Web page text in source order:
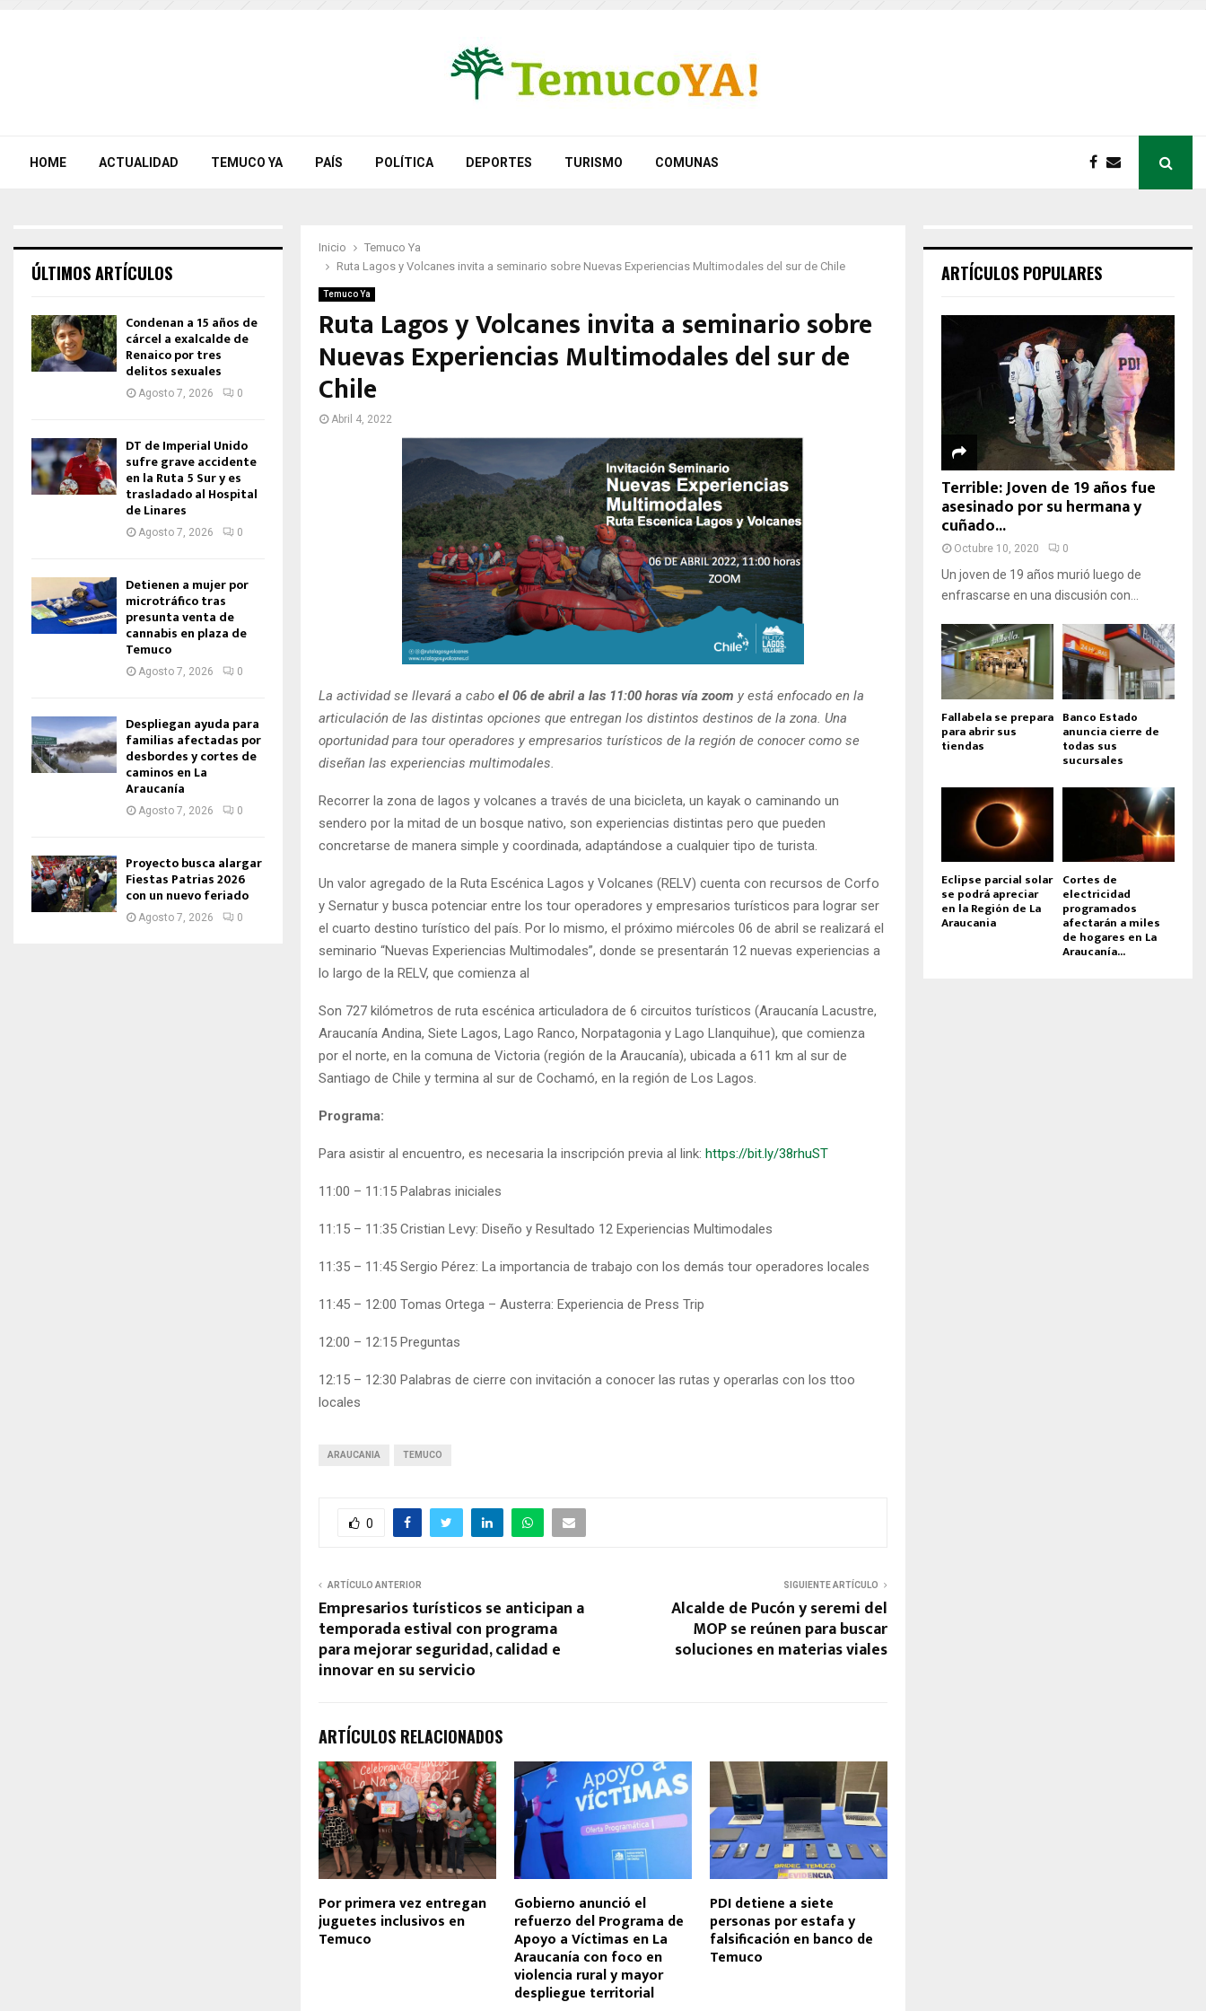
HOME ACTUALIDAD TEMUCO YA PAÍS POLÍTICA DEPORTES TURISMO COMUNAS
Inicio
Temuco Ya
Ruta Lagos y Volcanes invita a seminario sobre Nuevas Experiencias Multimodales del sur de Chile
Temuco Ya
Ruta Lagos y Volcanes invita a seminario sobre
Nuevas Experiencias Multimodales del sur de
Chile
Abril 4, 2022
La actividad se llevará a cabo el 06 de abril a las 11:00 horas vía zoom y está enfocado en la
articulación de las distintas opciones que entregan los distintos destinos de la zona. Una
oportunidad para tour operadores y empresarios turísticos de la región de conocer como se
diseñan las experiencias multimodales.
Recorrer la zona de lagos y volcanes a través de una bicicleta, un kayak o caminando un
sendero por la mitad de un bosque nativo, son experiencias distintas pero que pueden
concretarse de manera simple y coordinada, adaptándose a cualquier tipo de turista.
Un valor agregado de la Ruta Escénica Lagos y Volcanes (RELV) cuenta con recursos de Corfo
y Sernatur y busca potenciar entre los tour operadores y empresarios turísticos para lograr ser
el cuarto destino turístico del país. Por lo mismo, el próximo miércoles 06 de abril se realizará el
seminario “Nuevas Experiencias Multimodales”, donde se presentarán 12 nuevas experiencias a
lo largo de la RELV, que comienza al
Son 727 kilómetros de ruta escénica articuladora de 6 circuitos turísticos (Araucanía Lacustre,
Araucanía Andina, Siete Lagos, Lago Ranco, Norpatagonia y Lago Llanquihue), que comienza
por el norte, en la comuna de Victoria (región de la Araucanía), ubicada a 611 km al sur de
Santiago de Chile y termina al sur de Cochamó, en la región de Los Lagos.
Programa:
Para asistir al encuentro, es necesaria la inscripción previa al link: https://bit.ly/38rhuST
11:00 – 11:15 Palabras iniciales
11:15 – 11:35 Cristian Levy: Diseño y Resultado 12 Experiencias Multimodales
11:35 – 11:45 Sergio Pérez: La importancia de trabajo con los demás tour operadores locales
11:45 – 12:00 Tomas Ortega – Austerra: Experiencia de Press Trip
12:00 – 12:15 Preguntas
12:15 – 12:30 Palabras de cierre con invitación a conocer las rutas y operarlas con los ttoo
locales
ARAUCANIA TEMUCO
0
ARTÍCULO ANTERIOR
Empresarios turísticos se anticipan a
temporada estival con programa
para mejorar seguridad, calidad e
innovar en su servicio
SIGUIENTE ARTÍCULO
Alcalde de Pucón y seremi del
MOP se reúnen para buscar
soluciones en materias viales
ARTÍCULOS RELACIONADOS
Por primera vez entregan
juguetes inclusivos en
Temuco
Gobierno anunció el
refuerzo del Programa de
Apoyo a Víctimas en La
Araucanía con foco en
violencia rural y mayor
despliegue territorial
PDI detiene a siete
personas por estafa y
falsificación en banco de
Temuco
ÚLTIMOS ARTÍCULOS
Condenan a 15 años de
cárcel a exalcalde de
Renaico por tres
delitos sexuales
Agosto 7, 2026 0
DT de Imperial Unido
sufre grave accidente
en la Ruta 5 Sur y es
trasladado al Hospital
de Linares
Agosto 7, 2026 0
Detienen a mujer por
microtráfico tras
presunta venta de
cannabis en plaza de
Temuco
Agosto 7, 2026 0
Despliegan ayuda para
familias afectadas por
desbordes y cortes de
caminos en La
Araucanía
Agosto 7, 2026 0
Proyecto busca alargar
Fiestas Patrias 2026
con un nuevo feriado
Agosto 7, 2026 0
ARTÍCULOS POPULARES
Terrible: Joven de 19 años fue
asesinado por su hermana y
cuñado...
Octubre 10, 2020 0
Un joven de 19 años murió luego de
enfrascarse en una discusión con...
Fallabela se prepara
para abrir sus
tiendas
Banco Estado
anuncia cierre de
todas sus
sucursales
Eclipse parcial solar
se podrá apreciar
en la Región de La
Araucania
Cortes de
electricidad
programados
afectarán a miles
de hogares en La
Araucanía...